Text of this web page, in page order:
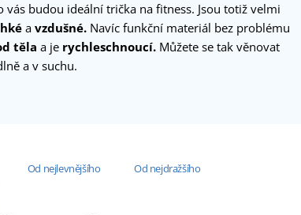
vás budou ideální trička na fitness. Jsou totiž velmi
a vzdušné. Navíc funkční materiál bez problému
těla a je rychleschnoucí. Můžete se tak věnovat
a v suchu.
Od nejlevnějšího Od nejdražšího